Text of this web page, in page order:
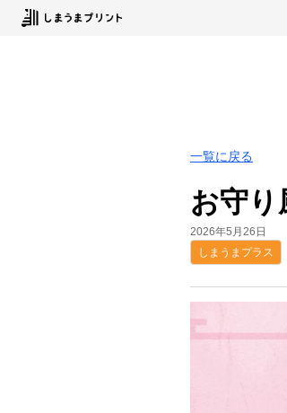
一覧に戻る
お守り
2026年5月26日
しまうまプラス